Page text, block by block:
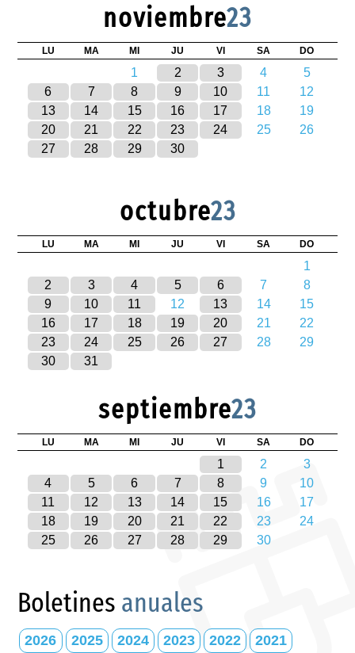
noviembre23
LU MA MI JU VI SA DO
1 2 3 4
5
6
7 8 9 10 11
12
13
14 15 16 17 18
19
20
21 22 23 24 25
26
27
28 29 30
octubre23
LU MA MI JU VI SA DO
1
2
3 4 5 6 7
8
9
10 11 12 13 14
15
16
17 18 19 20 21
22
23
24 25 26 27 28
29
30
31
septiembre23
LU MA MI JU VI SA DO
1 2
3
4
5 6 7 8 9
10
11
12 13 14 15 16
17
18
19 20 21 22 23
24
25
26 27 28 29 30
Boletines anuales
2026 2025 2024 2023 2022 2021